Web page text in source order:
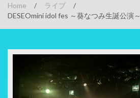
Home / ライブ
/
DESEOmini idol fes ～葵なつみ生誕公演～